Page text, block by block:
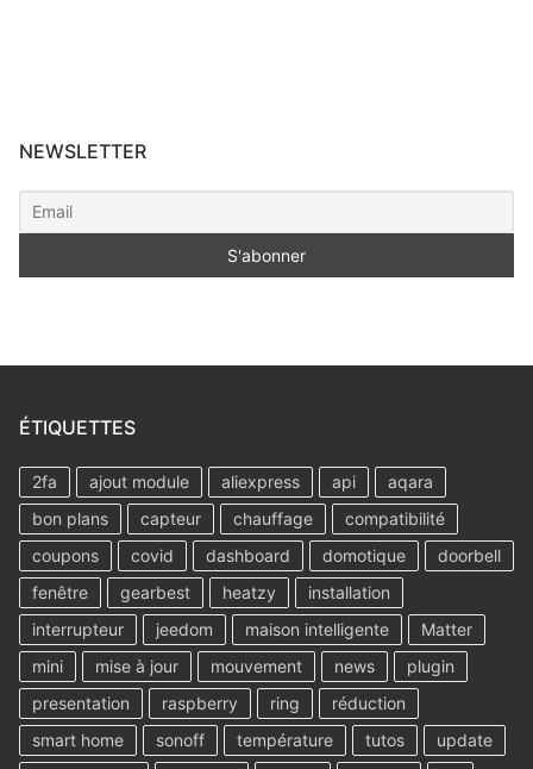
NEWSLETTER
ÉTIQUETTES
2fa ajout module aliexpress api
aqara
bon plans
capteur chauffage
compatibilité
coupons
covid dashboard domotique
doorbell
fenêtre
gearbest heatzy
installation
interrupteur
jeedom maison intelligente
Matter
mini
mise à jour mouvement news
plugin
presentation
raspberry ring
réduction
smart home
sonoff température tutos
update